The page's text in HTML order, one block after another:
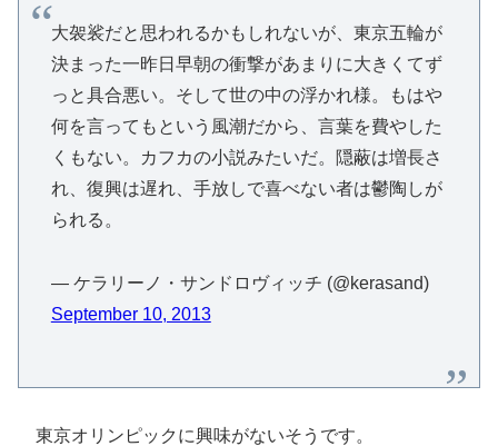
大袈裟だと思われるかもしれないが、東京五輪が
決まった一昨日早朝の衝撃があまりに大きくてず
っと具合悪い。そして世の中の浮かれ様。もはや
何を言ってもという風潮だから、言葉を費やした
くもない。カフカの小説みたいだ。隠蔽は増長さ
れ、復興は遅れ、手放しで喜べない者は鬱陶しが
られる。
— ケラリーノ・サンドロヴィッチ (@kerasand)
September 10, 2013
東京オリンピックに興味がないそうです。